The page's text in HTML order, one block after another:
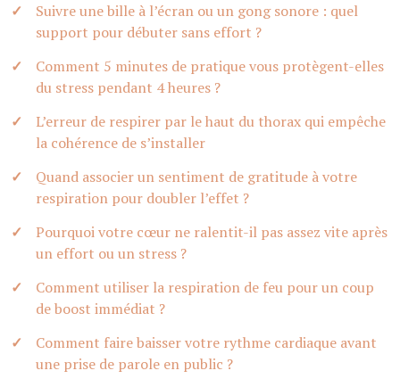
Suivre une bille à l’écran ou un gong sonore : quel
support pour débuter sans effort ?
Comment 5 minutes de pratique vous protègent-elles
du stress pendant 4 heures ?
L’erreur de respirer par le haut du thorax qui empêche
la cohérence de s’installer
Quand associer un sentiment de gratitude à votre
respiration pour doubler l’effet ?
Pourquoi votre cœur ne ralentit-il pas assez vite après
un effort ou un stress ?
Comment utiliser la respiration de feu pour un coup
de boost immédiat ?
Comment faire baisser votre rythme cardiaque avant
une prise de parole en public ?